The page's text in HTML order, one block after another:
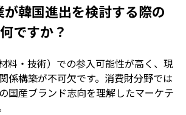
韓国進出を検討する際の
ですか？
料・技術）での参入可能性が高く、現
係構築が不可欠です。消費財分野では
国産ブランド志向を理解したマーケテ